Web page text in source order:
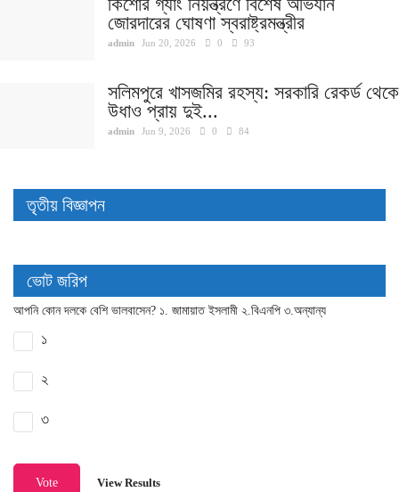
জোরদারের ঘোষণা স্বরাষ্ট্রমন্ত্রীর
admin Jun 20, 2026 0 93
সলিমপুরে খাসজমির রহস্য: সরকারি রেকর্ড থেকে
উধাও প্রায় দুই...
admin Jun 9, 2026 0 84
তৃতীয় বিজ্ঞাপন
ভোট জরিপ
আপনি কোন দলকে বেশি ভালবাসেন? ১. জামায়াত ইসলামী ২.বিএনপি ৩.অন্যান্য
১
২
৩
Vote View Results